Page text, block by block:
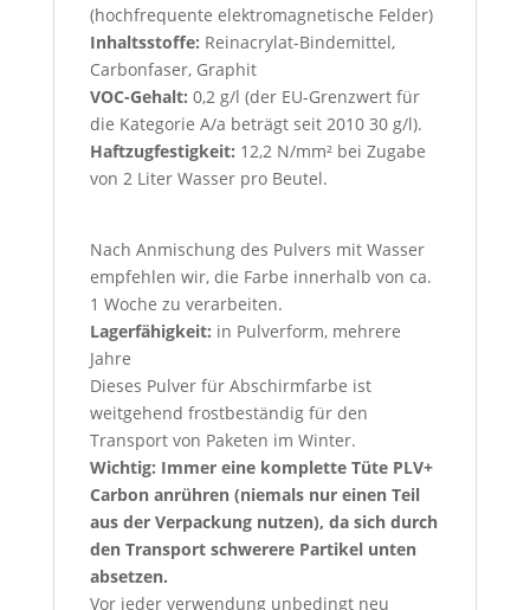
(hochfrequente elektromagnetische Felder)
Inhaltsstoffe: Reinacrylat-Bindemittel,
Carbonfaser, Graphit
VOC-Gehalt: 0,2 g/l (der EU-Grenzwert für
die Kategorie A/a beträgt seit 2010 30 g/l).
Haftzugfestigkeit: 12,2 N/mm² bei Zugabe
von 2 Liter Wasser pro Beutel.
Nach Anmischung des Pulvers mit Wasser
empfehlen wir, die Farbe innerhalb von ca.
1 Woche zu verarbeiten.
Lagerfähigkeit: in Pulverform, mehrere
Jahre
Dieses Pulver für Abschirmfarbe ist
weitgehend frostbeständig für den
Transport von Paketen im Winter.
Wichtig: Immer eine komplette Tüte PLV+
Carbon anrühren (niemals nur einen Teil
aus der Verpackung nutzen), da sich durch
den Transport schwerere Partikel unten
absetzen.
Vor jeder verwendung unbedingt neu